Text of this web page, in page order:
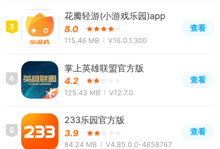
3
花瓣轻游(小游戏乐园)app
8.0
115.46 MB V16.0.1.300
查看
4
掌上英雄联盟官方版
4.2
125.43 MB V12.7.0
查看
5
233乐园官方版
3.9
84.24 MB V4.85.0.0-4858767
查看